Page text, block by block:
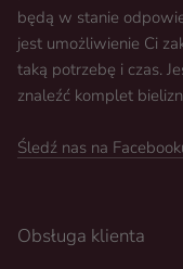
będą w stanie
jest umożliwienie Ci
taką potrzebę i czas.
znaleźć komplet
Śledź nas na
Obsługa klienta